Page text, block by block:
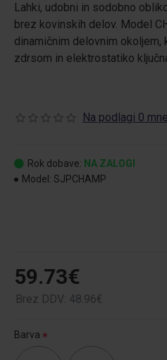
Lahki, udobni in sodobno
brez kovinskih delov. Model
dinamičnim delovnim okoljem,
zdrsom in elektrostatiko
Na podlagi 0
59.73€
Brez DDV: 48.96€
Rok dobave: NA ZALOGI
Model: SJPCHAMP
Barva